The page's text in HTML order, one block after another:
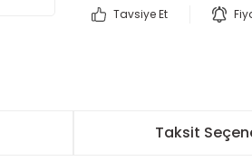
Tavsiye Et
Taksit